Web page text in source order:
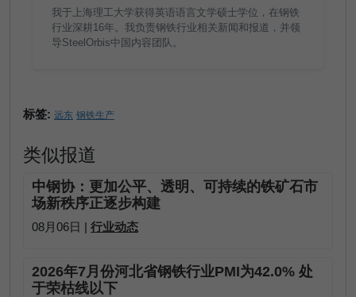
我于上海理工大学获得英语语言文学硕士学位，在钢铁
行业深耕16年。我负责钢铁行业相关新闻和报道，并领
导SteelOrbis中国内容团队。
标签: 远东 钢铁生产
类似报道
中钢协：更加公平、透明、可持续的铁矿石市
场新秩序正逐步构建
08月06日 | 行业动态
2026年7月份河北省钢铁行业PMI为42.0% 处
于荣枯线以下